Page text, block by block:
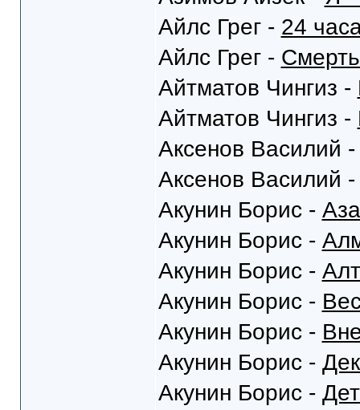
Айлс Грег - 24
Айлс Грег -
Айтматов Чингиз -
Айтматов Чингиз -
Аксенов Василий
Аксенов Василий
Акунин Борис -
Акунин Борис -
Акунин Борис -
Акунин Борис -
Акунин Борис -
Акунин Борис -
Акунин Борис -